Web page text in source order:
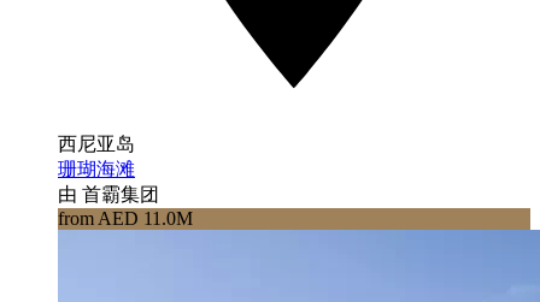
西尼亚岛
珊瑚海滩
由 首霸集团
from AED 11.0M